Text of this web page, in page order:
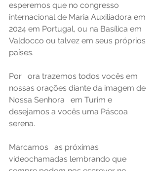
esperemos que no congresso
internacional de Maria Auxiliadora em
2024 em Portugal, ou na Basílica em
Valdocco ou talvez em seus próprios
países.
Por   ora trazemos todos vocês em
nossas orações diante da imagem de
Nossa Senhora   em Turim e
desejamos a vocês uma Páscoa
serena.
Marcamos   as próximas
videochamadas lembrando que